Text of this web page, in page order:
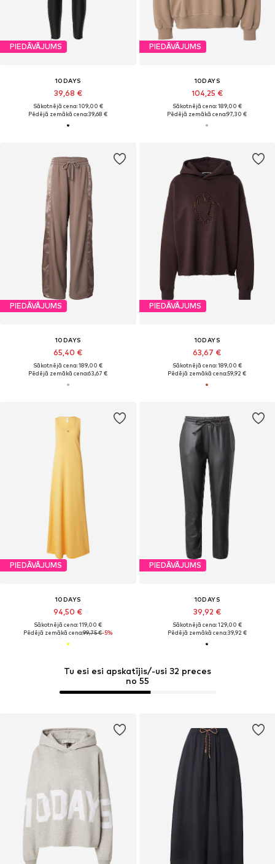
PIEDĀVĀJUMS
10DAYS
39,68 €
Sākotnējā cena: 109,00 €
Pēdējā zemākā cena:39,68 €
PIEDĀVĀJUMS
10DAYS
104,25 €
Sākotnējā cena: 189,00 €
Pēdējā zemākā cena:97,30 €
Tu esi esi apskatījis/-usi 32 preces
no 55
PIEDĀVĀJUMS
10DAYS
65,40 €
Sākotnējā cena: 189,00 €
Pēdējā zemākā cena:63,67 €
PIEDĀVĀJUMS
10DAYS
63,67 €
Sākotnējā cena: 189,00 €
Pēdējā zemākā cena:59,92 €
PIEDĀVĀJUMS
10DAYS
94,50 €
Sākotnējā cena: 119,00 €
Pēdējā zemākā cena:99,75 €-5%
PIEDĀVĀJUMS
10DAYS
39,92 €
Sākotnējā cena: 129,00 €
Pēdējā zemākā cena:39,92 €